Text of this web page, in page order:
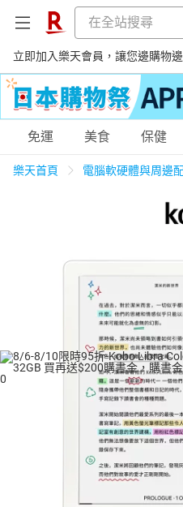
立即加入樂天會員，讓您邊購物邊
購物網分類
3C家電
女裝 男裝
電子/紙本書
HOT
免運 美食 保健
樂天首頁 電腦軟硬體與周邊